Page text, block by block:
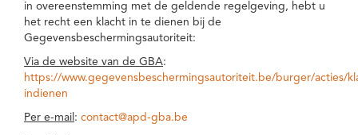
in overeenstemming met de geldende regelgeving, hebt u
het recht een klacht in te dienen bij de
Gegevensbeschermingsautoriteit:
Via de website van de GBA:
https://www.gegevensbeschermingsautoriteit.be/burger/acties/
indienen
Per e-mail : contact@apd-gba.be